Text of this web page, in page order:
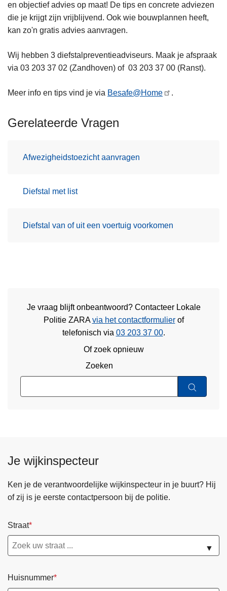
en objectief advies op maat! De tips en concrete adviezen
die je krijgt zijn vrijblijvend. Ook wie bouwplannen heeft,
kan zo'n gratis advies aanvragen.
Wij hebben 3 diefstalpreventieadviseurs. Maak je afspraak
via 03 203 37 02 (Zandhoven) of 03 203 37 00 (Ranst).
Meer info en tips vind je via Besafe@Home .
Gerelateerde Vragen
Afwezigheidstoezicht aanvragen
Diefstal met list
Diefstal van of uit een voertuig voorkomen
Je vraag blijft onbeantwoord? Contacteer Lokale
Politie ZARAvia het contactformulierof
telefonisch via 03 203 37 00.
Of zoek opnieuw
Zoeken
Je wijkinspecteur
Ken je de verantwoordelijke wijkinspecteur in je buurt? Hij
of zij is je eerste contactpersoon bij de politie.
Straat
▼
Huisnummer